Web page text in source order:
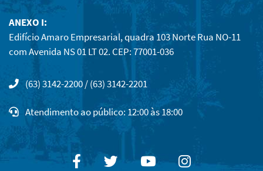
ANEXO I:
Edifício Amaro Empresarial, quadra 103 Norte Rua NO-11
com Avenida NS 01 LT 02. CEP: 77001-036
(63) 3142-2200 / (63) 3142-2201
Atendimento ao público: 12:00 às 18:00
FacebookTwitterYoutubeInstagram